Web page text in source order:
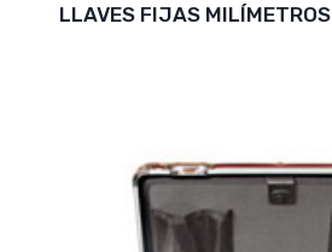
LLAVES FIJAS MILÍMETROS